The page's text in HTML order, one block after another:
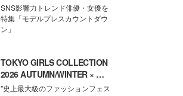
SNS影響力トレンド俳優・女優を
特集「モデルプレスカウントダウ
ン」
TOKYO GIRLS COLLECTION
2026 AUTUMN/WINTER × モ
デルプレス
"史上最大級のファッションフェス